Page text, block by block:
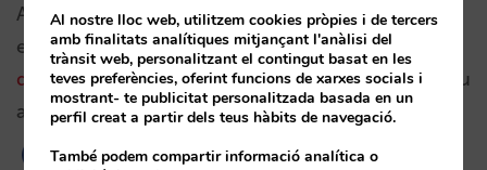
Aquesta novetat requereix que el teu establiment
estigui funcionant amb elnou sistema de tarifes
de Mirai. En cas de dubte, consulta-ho amb el teu
account manager.
Al nostre lloc web, utilitzem cookies pròpies i de tercers
amb finalitats analítiques mitjançant l'anàlisi del
trànsit web, personalitzant el contingut basat en les
teves preferències, oferint funcions de xarxes socials i
mostrant- te publicitat personalitzada basada en un
perfil creat a partir dels teus hàbits de navegació.
També podem compartir informació analítica o